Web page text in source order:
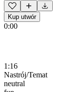
Kup utwór
0:00
1:16
Nastrój/Temat
neutral